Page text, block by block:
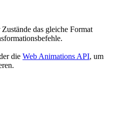
das gleiche Format
die Web Animations API, um